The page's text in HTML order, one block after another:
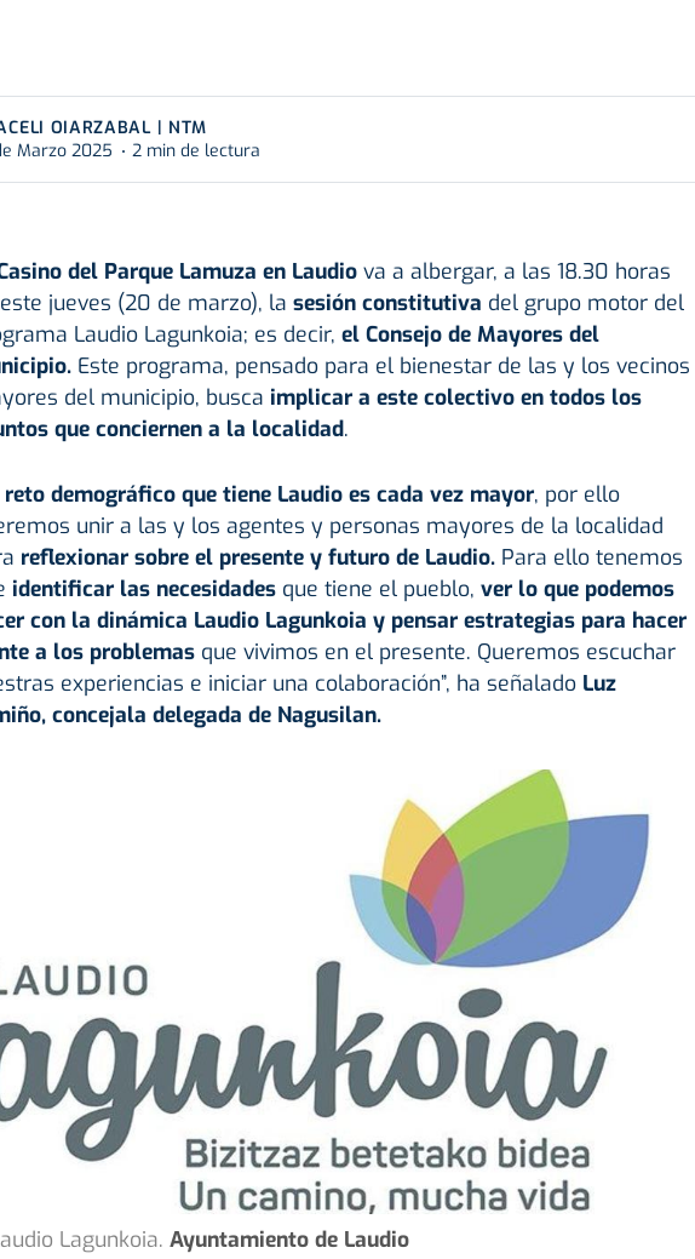
OIARZABAL | NTM
Marzo 2025
2 min de lectura
del Parque Lamuza en Laudio va a albergar, a las 18.30 horas
jueves (20 de marzo), la sesión constitutiva del grupo motor del
Laudio Lagunkoia; es decir, el Consejo de Mayores del
Este programa, pensado para el bienestar de las y los vecinos
del municipio, busca implicar a este colectivo en todos los
que conciernen a la localidad.
reto demográfico que tiene Laudio es cada vez mayor, por ello
unir a las y los agentes y personas mayores de la localidad
reflexionar sobre el presente y futuro de Laudio.Para ello tenemos
identificar las necesidades que tiene el pueblo, ver lo que podemos
con la dinámica Laudio Lagunkoia y pensar estrategias para hacer
a los problemasque vivimos en el presente. Queremos escuchar
experiencias e iniciar una colaboración”, ha señalado Luz
concejala delegada de Nagusilan.
Lagunkoia. Ayuntamiento de Laudio